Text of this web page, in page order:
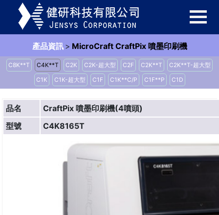
產品資訊 > MicroCraft CraftPix 噴墨印刷機
C8K**T C4K**T C2K C2K-超大型 C2F C2K**T
C2K**T-超大型
C1K
C1K-超大型 C1F C1K**C/P C1F**P C1D
品名
CraftPix 噴墨印刷機(4噴頭)
型號
C4K8165T